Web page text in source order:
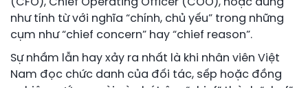
như tính từ với nghĩa “chính, chủ yếu” trong những
cụm như “chief concern” hay “chief reason”.
Sự nhầm lẫn hay xảy ra nhất là khi nhân viên Việt
Nam đọc chức danh của đối tác, sếp hoặc đồng